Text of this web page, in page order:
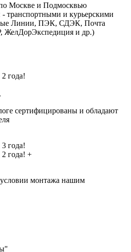
Москве и Подмосквью
- транспортными и курьерскими
Линии, ПЭК, СДЭК, Почта
ЖелДорЭкспедиция и др.)
года!
сертифицированы и обладают
года!
2 года! +
монтажа нашим